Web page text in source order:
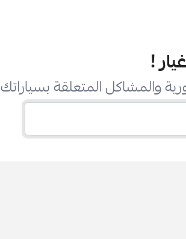
!
والمشاكل المتعلقة بسياراتك